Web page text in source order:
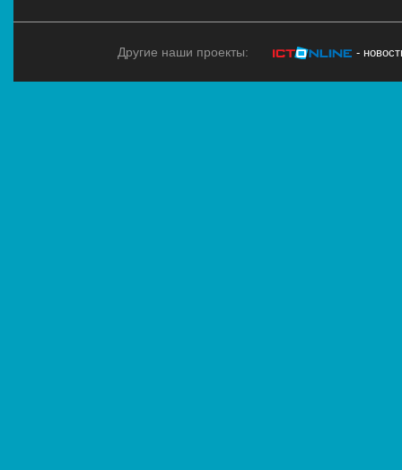
Другие наши проекты: -